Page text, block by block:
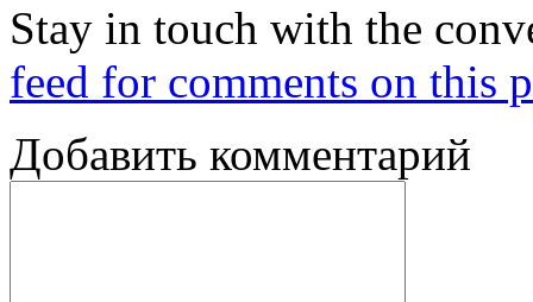
Stay in touch with the
feed for comments on this
Добавить комментарий